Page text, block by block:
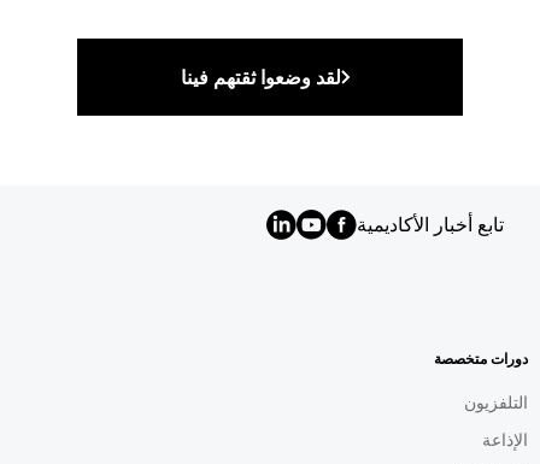
لقد وضعوا ثقتهم فينا
تابع أخبار الأكاديمية
AR
دورات متخصصة
التلفزيون
الإذاعة